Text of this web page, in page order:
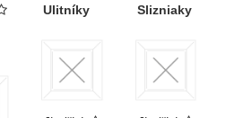
Ulitníky
Slizniaky